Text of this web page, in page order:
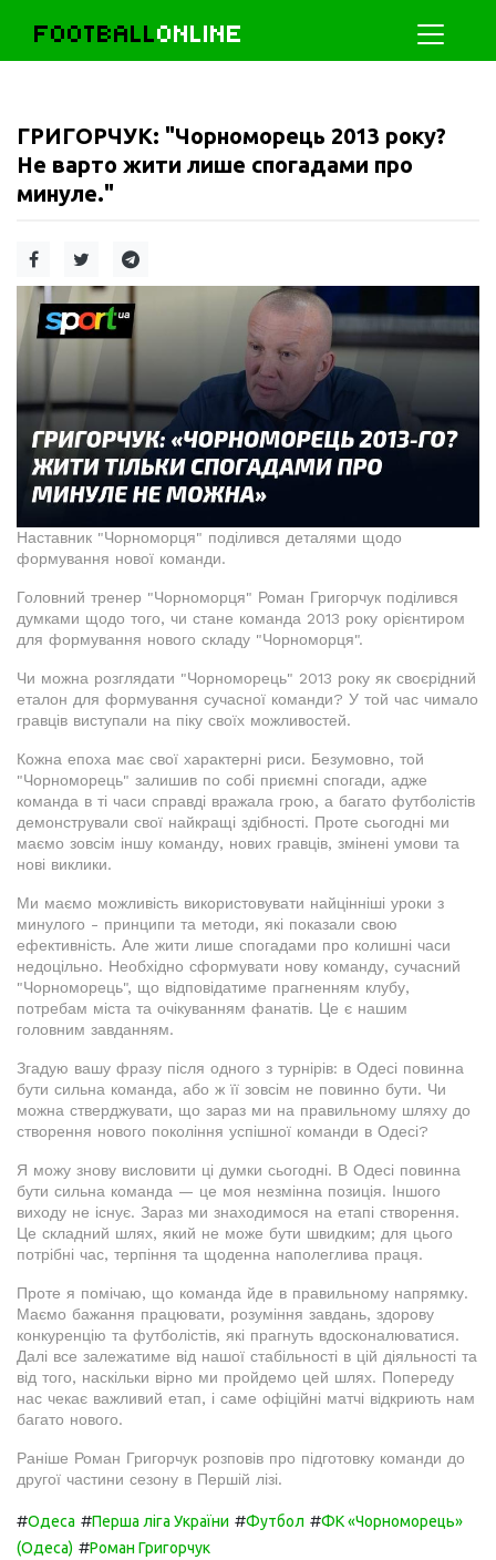
FOOTBALLONLINE
ГРИГОРЧУК: "Чорноморець 2013 року?
Не варто жити лише спогадами про
минуле."
Наставник "Чорноморця" поділився деталями щодо
формування нової команди.
Головний тренер "Чорноморця" Роман Григорчук поділився
думками щодо того, чи стане команда 2013 року орієнтиром
для формування нового складу "Чорноморця".
Чи можна розглядати "Чорноморець" 2013 року як своєрідний
еталон для формування сучасної команди? У той час чимало
гравців виступали на піку своїх можливостей.
Кожна епоха має свої характерні риси. Безумовно, той
"Чорноморець" залишив по собі приємні спогади, адже
команда в ті часи справді вражала грою, а багато футболістів
демонстрували свої найкращі здібності. Проте сьогодні ми
маємо зовсім іншу команду, нових гравців, змінені умови та
нові виклики.
Ми маємо можливість використовувати найцінніші уроки з
минулого - принципи та методи, які показали свою
ефективність. Але жити лише спогадами про колишні часи
недоцільно. Необхідно сформувати нову команду, сучасний
"Чорноморець", що відповідатиме прагненням клубу,
потребам міста та очікуванням фанатів. Це є нашим
головним завданням.
Згадую вашу фразу після одного з турнірів: в Одесі повинна
бути сильна команда, або ж її зовсім не повинно бути. Чи
можна стверджувати, що зараз ми на правильному шляху до
створення нового покоління успішної команди в Одесі?
Я можу знову висловити ці думки сьогодні. В Одесі повинна
бути сильна команда — це моя незмінна позиція. Іншого
виходу не існує. Зараз ми знаходимося на етапі створення.
Це складний шлях, який не може бути швидким; для цього
потрібні час, терпіння та щоденна наполеглива праця.
Проте я помічаю, що команда йде в правильному напрямку.
Маємо бажання працювати, розуміння завдань, здорову
конкуренцію та футболістів, які прагнуть вдосконалюватися.
Далі все залежатиме від нашої стабільності в цій діяльності та
від того, наскільки вірно ми пройдемо цей шлях. Попереду
нас чекає важливий етап, і саме офіційні матчі відкриють нам
багато нового.
Раніше Роман Григорчук розповів про підготовку команди до
другої частини сезону в Першій лізі.
#Одеса #Перша ліга України #Футбол #ФК «Чорноморець»
(Одеса) #Роман Григорчук